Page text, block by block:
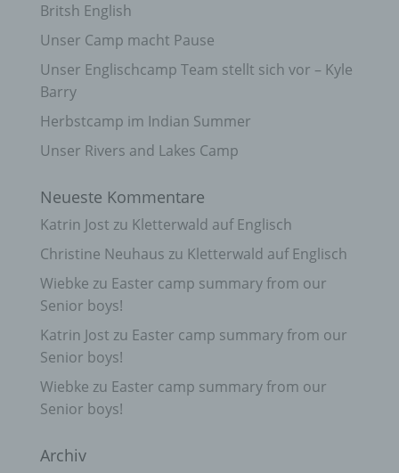
Britsh English
Unser Camp macht Pause
Unser Englischcamp Team stellt sich vor – Kyle
Barry
Herbstcamp im Indian Summer
Unser Rivers and Lakes Camp
Neueste Kommentare
Katrin Jost zu Kletterwald auf Englisch
Christine Neuhaus zu Kletterwald auf Englisch
Wiebke zu Easter camp summary from our
Senior boys!
Katrin Jost zu Easter camp summary from our
Senior boys!
Wiebke zu Easter camp summary from our
Senior boys!
Archiv